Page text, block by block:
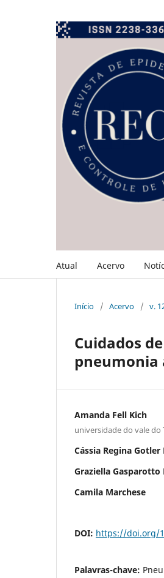
Atual Acervo
Início / Acervo / v.
Cuidados
pneumonia
Amanda Fell Kich
universidade do vale do
Cássia Regina
Graziella Gasparotto
Camila Marchese
DOI: https://doi.org/
Palavras-chave: